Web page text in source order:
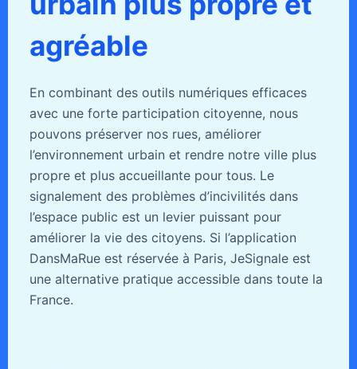
agréable
En combinant des outils numériques efficaces
avec une forte participation citoyenne, nous
pouvons préserver nos rues, améliorer
l’environnement urbain et rendre notre ville plus
propre et plus accueillante pour tous. Le
signalement des problèmes d’incivilités dans
l’espace public est un levier puissant pour
améliorer la vie des citoyens. Si l’application
DansMaRue est réservée à Paris, JeSignale est
une alternative pratique accessible dans toute la
France.